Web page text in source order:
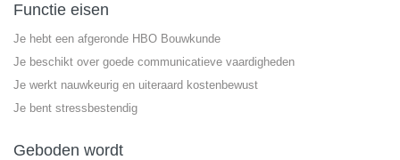
Functie eisen
Je hebt een afgeronde HBO Bouwkunde
Je beschikt over goede communicatieve vaardigheden
Je werkt nauwkeurig en uiteraard kostenbewust
Je bent stressbestendig
Geboden wordt